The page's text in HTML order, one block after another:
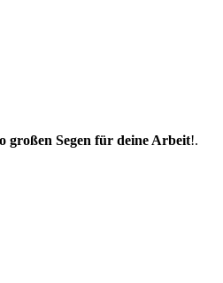
großen Segen für deine Arbeit!.